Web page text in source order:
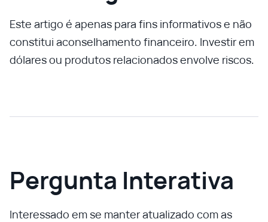
Este artigo é apenas para fins informativos e não
constitui aconselhamento financeiro. Investir em
dólares ou produtos relacionados envolve riscos.
Pergunta Interativa
Interessado em se manter atualizado com as